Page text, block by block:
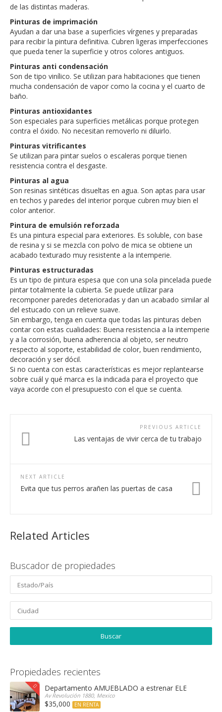
de las distintas maderas.
Pinturas de imprimación
Ayudan a dar una base a superficies vírgenes y preparadas
para recibir la pintura definitiva. Cubren ligeras imperfecciones
que pueda tener la superficie y otros colores antiguos.
Pinturas anti condensación
Son de tipo vinílico. Se utilizan para habitaciones que tienen
mucha condensación de vapor como la cocina y el cuarto de
baño.
Pinturas antioxidantes
Son especiales para superficies metálicas porque protegen
contra el óxido. No necesitan removerlo ni diluirlo.
Pinturas vitrificantes
Se utilizan para pintar suelos o escaleras porque tienen
resistencia contra el desgaste.
Pinturas al agua
Son resinas sintéticas disueltas en agua. Son aptas para usar
en techos y paredes del interior porque cubren muy bien el
color anterior.
Pintura de emulsión reforzada
Es una pintura especial para exteriores. Es soluble, con base
de resina y si se mezcla con polvo de mica se obtiene un
acabado texturado muy resistente a la intemperie.
Pinturas estructuradas
Es un tipo de pintura espesa que con una sola pincelada puede
pintar totalmente la cubierta. Se puede utilizar para
recomponer paredes deterioradas y dan un acabado similar al
del estucado con un relieve suave.
Sin embargo, tenga en cuenta que todas las pinturas deben
contar con estas cualidades: Buena resistencia a la intemperie
y a la corrosión, buena adherencia al objeto, ser neutro
respecto al soporte, estabilidad de color, buen rendimiento,
decoración y ser dócil.
Si no cuenta con estas características es mejor replantearse
sobre cuál y qué marca es la indicada para el proyecto que
vaya acorde con el presupuesto con el que se cuenta.
PREVIOUS ARTICLE
Las ventajas de vivir cerca de tu trabajo
NEXT ARTICLE
Evita que tus perros arañen las puertas de casa
Related Articles
Buscador de propiedades
Propiedades recientes
Departamento AMUEBLADO a estrenar ELEVA con
Av Revolución 1880, Mexico
$35,000 EN RENTA